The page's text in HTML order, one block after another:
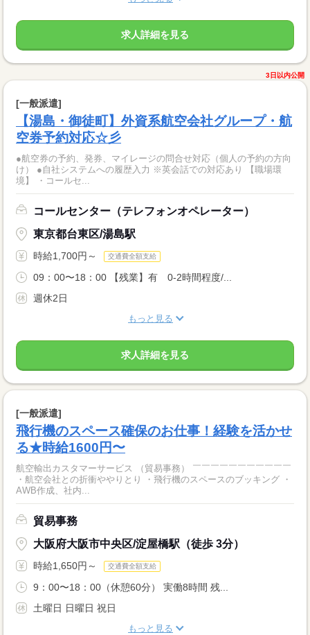
求人詳細を見る
3日以内公開
[一般派遣]
【湯島・御徒町】外資系航空会社グループ・航
空券予約対応☆彡
●航空券の予約、発券、マイレージの問合せ対応（個人の予約の方向
け） ●自社システムへの履歴入力 ※英会話での対応あり 【職場環
境】 ・コールセ...
コールセンター（テレフォンオペレーター）
東京都台東区/湯島駅
時給1,700円～ 交通費全額支給
09：00〜18：00 【残業】有 0-2時間程度/...
週休2日
もっと見る
求人詳細を見る
[一般派遣]
飛行機のスペース確保のお仕事！経験を活かせ
る★時給1600円〜
航空輸出カスタマーサービス （貿易事務） ￣￣￣￣￣￣￣￣￣￣￣
・航空会社との折衝ややりとり ・飛行機のスペースのブッキング ・
AWB作成、社内...
貿易事務
大阪府大阪市中央区/淀屋橋駅（徒歩 3分）
時給1,650円～ 交通費全額支給
9：00〜18：00（休憩60分） 実働8時間 残...
土曜日 日曜日 祝日
もっと見る